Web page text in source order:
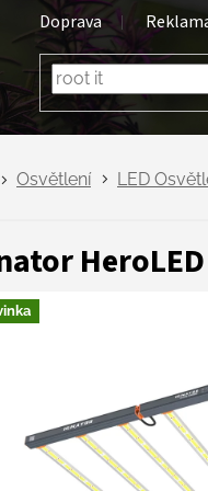
Doprava
Osvětlení LED